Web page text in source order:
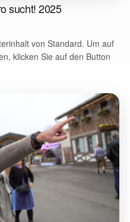
sucht! 2025
von Standard. Um auf
klicken Sie auf den Button